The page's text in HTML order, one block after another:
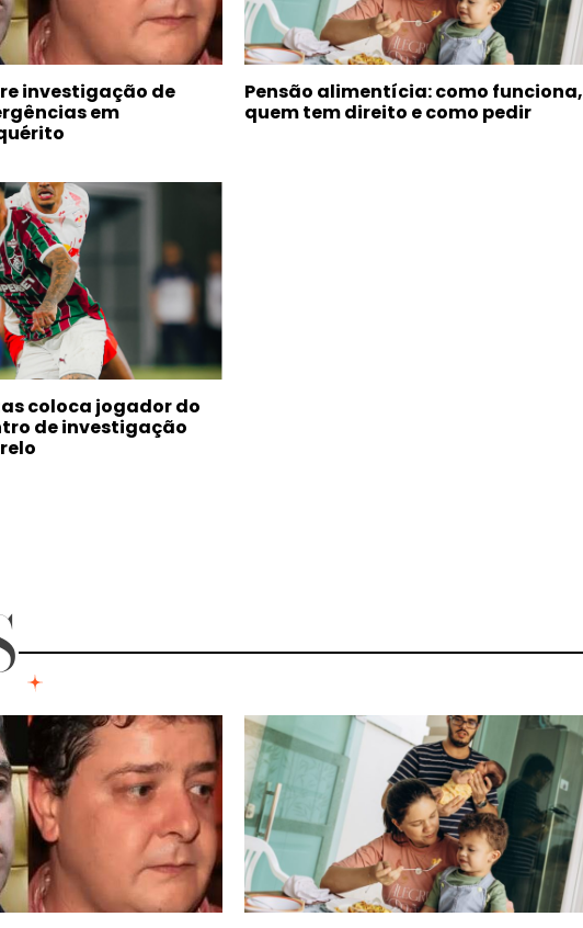
investigação de
em
Pensão alimentícia: como funciona,
quem tem direito e como pedir
coloca jogador do
de investigação